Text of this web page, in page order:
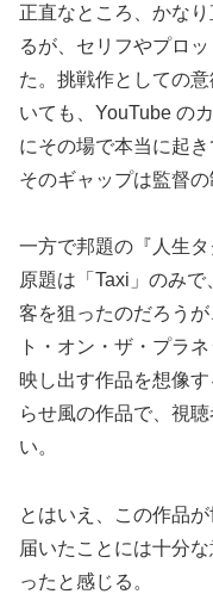
正直なところ、かな
るが、セリフやプロ
た。挑戦作としての
いても、YouTube の
にその場で本当に起
そのギャップは監督
一方で邦題の『人生
原題は「Taxi」のみ
客を狙ったのだろう
ト・オン・ザ・プラ
映し出す作品を想像
らせ風の作品で、視
い。
とはいえ、この作品
届いたことには十分
ったと感じる。